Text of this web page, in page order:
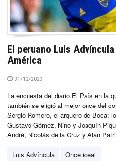
El peruano Luis
América
31/12/2023
La encuesta del diario El País en la
también se eligió al mejor once del
Sergio Romero, el arquero de Boca;
Gustavo Gómez, Nino y Joaquín
André, Nicolás de la Cruz y Alan
Luis Advíncula Once ideal